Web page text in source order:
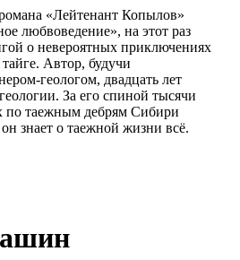
«Лейтенант Копылов»
любвоведение», на этот раз
о невероятных приключениях
Автор, будучи
геологом, двадцать лет
За его спиной тысячи
по таежным дебрям Сибири
знает о таежной жизни всё.